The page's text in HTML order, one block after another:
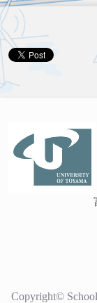
Copyright©